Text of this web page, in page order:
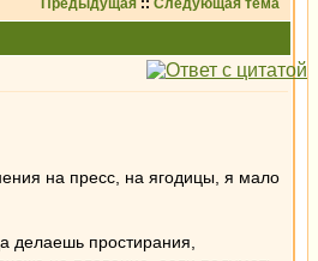
Предыдущая :: Следующая тема
на пресс, на ягодицы, я мало
делаешь простирания,